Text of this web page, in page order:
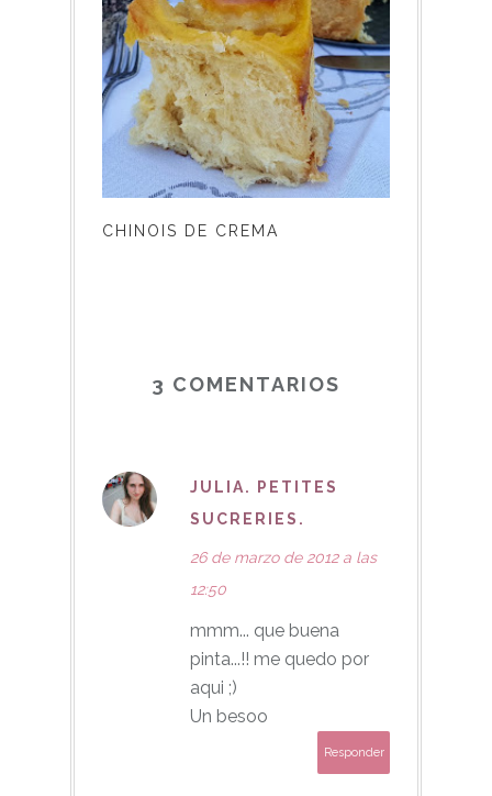
CHINOIS DE CREMA
3 COMENTARIOS
JULIA. PETITES
SUCRERIES.
26 de marzo de 2012 a las
12:50
mmm... que buena
pinta...!! me quedo por
aqui ;)
Un besoo
Responder